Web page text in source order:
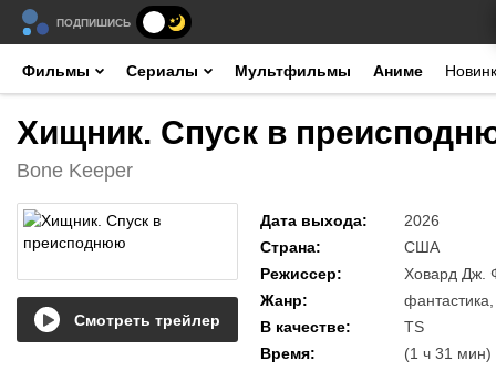
ПОДПИШИСЬ
Фильмы Сериалы Мультфильмы Аниме
Хищник. Спуск в
Bone Keeper
Смотреть трейлер
Дата выхода:
2026
Страна:
США
Режиссер:
Ховард Дж.
Жанр:
В качестве:
TS
Время:
(1 ч 31 мин)